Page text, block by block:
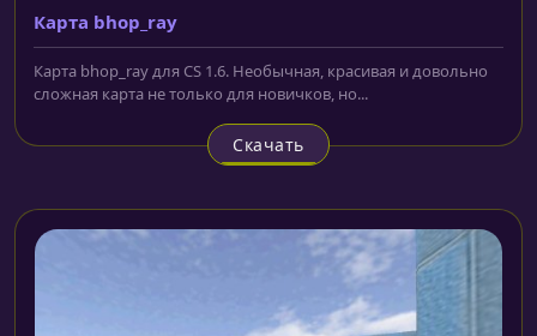
Карта bhop_ray
Карта bhop_ray для CS 1.6. Необычная, красивая и довольно
сложная карта не только для новичков, но...
Скачать